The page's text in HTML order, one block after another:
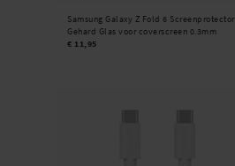
Samsung Galaxy Z Fold 6 Screenprotector
Gehard Glas voor coverscreen 0.3mm
€ 11,95